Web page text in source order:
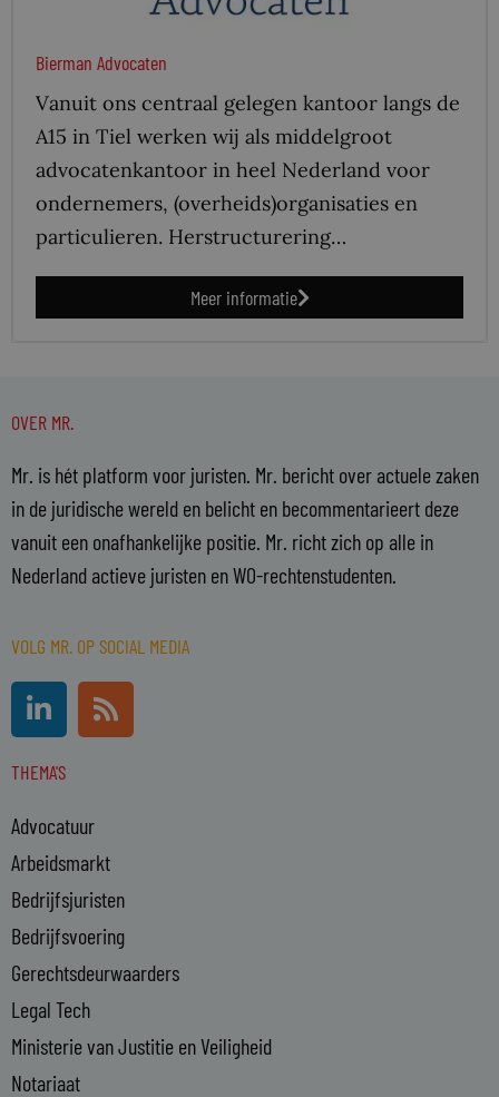
Bierman Advocaten
Vanuit ons centraal gelegen kantoor langs de
A15 in Tiel werken wij als middelgroot
advocatenkantoor in heel Nederland voor
ondernemers, (overheids)organisaties en
particulieren. Herstructurering…
Meer informatie
OVER MR.
Mr. is hét platform voor juristen. Mr. bericht over actuele zaken
in de juridische wereld en belicht en becommentarieert deze
vanuit een onafhankelijke positie. Mr. richt zich op alle in
Nederland actieve juristen en WO-rechtenstudenten.
VOLG MR. OP SOCIAL MEDIA
L
i
n
k
d
i
n
-
i
n
R
s
s
THEMA'S
Advocatuur
Arbeidsmarkt
Bedrijfsjuristen
Bedrijfsvoering
Gerechtsdeurwaarders
Legal Tech
Ministerie van Justitie en Veiligheid
Notariaat